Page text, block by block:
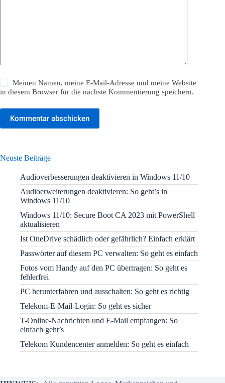
Meinen Namen, meine E-Mail-Adresse und meine Website
in diesem Browser für die nächste Kommentierung speichern.
Kommentar abschicken
Neuste Beiträge
Audioverbesserungen deaktivieren in Windows 11/10
Audioerweiterungen deaktivieren: So geht’s in
Windows 11/10
Windows 11/10: Secure Boot CA 2023 mit PowerShell
aktualisieren
Ist OneDrive schädlich oder gefährlich? Einfach erklärt
Passwörter auf diesem PC verwalten: So geht es einfach
Fotos vom Handy auf den PC übertragen: So geht es
fehlerfrei
PC herunterfahren und ausschalten: So geht es richtig
Telekom-E-Mail-Login: So geht es sicher
T-Online-Nachrichten und E-Mail empfangen: So
einfach geht’s
Telekom Kundencenter anmelden: So geht es einfach